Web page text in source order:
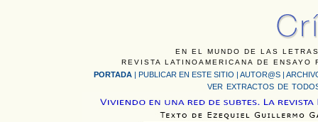
EN EL MUNDO DE LAS
REVISTA LATINOAMERICANA DE
PORTADA | PUBLICAR EN ESTE SITIO | AUTOR@S |
VER EXTRACTOS DE